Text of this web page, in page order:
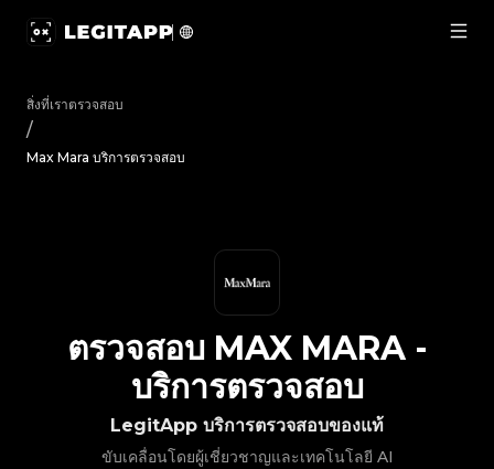
สิ่งที่เราตรวจสอบ
/
Max Mara บริการตรวจสอบ
LegitApp บริการตรวจสอบของแท้
ขับเคลื่อนโดยผู้เชี่ยวชาญและเทคโนโลยี AI
ตรวจสอบ MAX MARA-
บริการตรวจสอบ